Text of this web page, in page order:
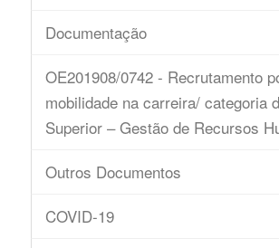
Documentação
OE201908/0742 - Recrutamento
mobilidade na carreira/ categoria
Superior – Gestão de Recursos
Outros Documentos
COVID-19